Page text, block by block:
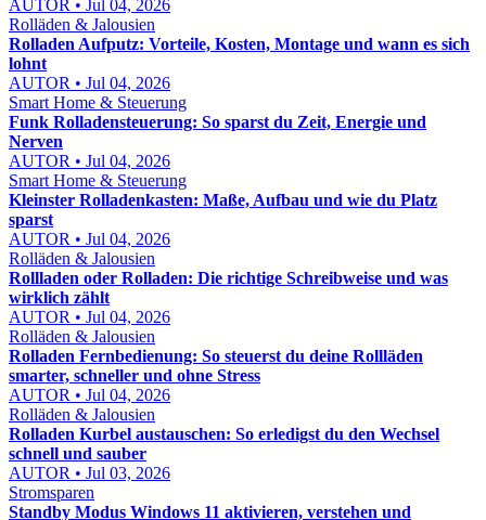
AUTOR • Jul 04, 2026
Rolläden & Jalousien
Rolladen Aufputz: Vorteile, Kosten, Montage und wann es sich
lohnt
AUTOR • Jul 04, 2026
Smart Home & Steuerung
Funk Rolladensteuerung: So sparst du Zeit, Energie und
Nerven
AUTOR • Jul 04, 2026
Smart Home & Steuerung
Kleinster Rolladenkasten: Maße, Aufbau und wie du Platz
sparst
AUTOR • Jul 04, 2026
Rolläden & Jalousien
Rollladen oder Rolladen: Die richtige Schreibweise und was
wirklich zählt
AUTOR • Jul 04, 2026
Rolläden & Jalousien
Rolladen Fernbedienung: So steuerst du deine Rollläden
smarter, schneller und ohne Stress
AUTOR • Jul 04, 2026
Rolläden & Jalousien
Rolladen Kurbel austauschen: So erledigst du den Wechsel
schnell und sauber
AUTOR • Jul 03, 2026
Stromsparen
Standby Modus Windows 11 aktivieren, verstehen und